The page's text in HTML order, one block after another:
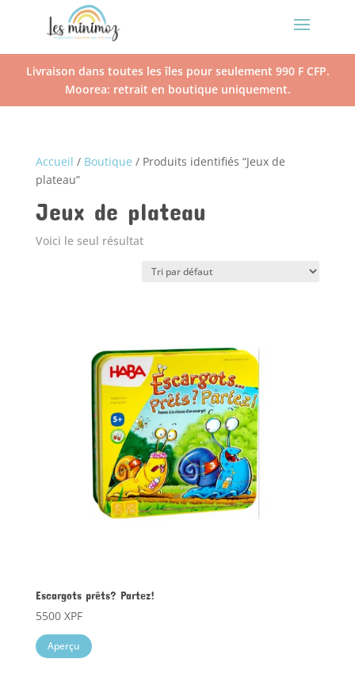
Livraison dans toutes les îles pour seulement 990 F CFP.
Moorea: retrait en boutique uniquement.
Accueil / Boutique / Produits identifiés “Jeux de
plateau”
Jeux de plateau
Voici le seul résultat
Escargots prêts? Partez!
5500 XPF
Aperçu